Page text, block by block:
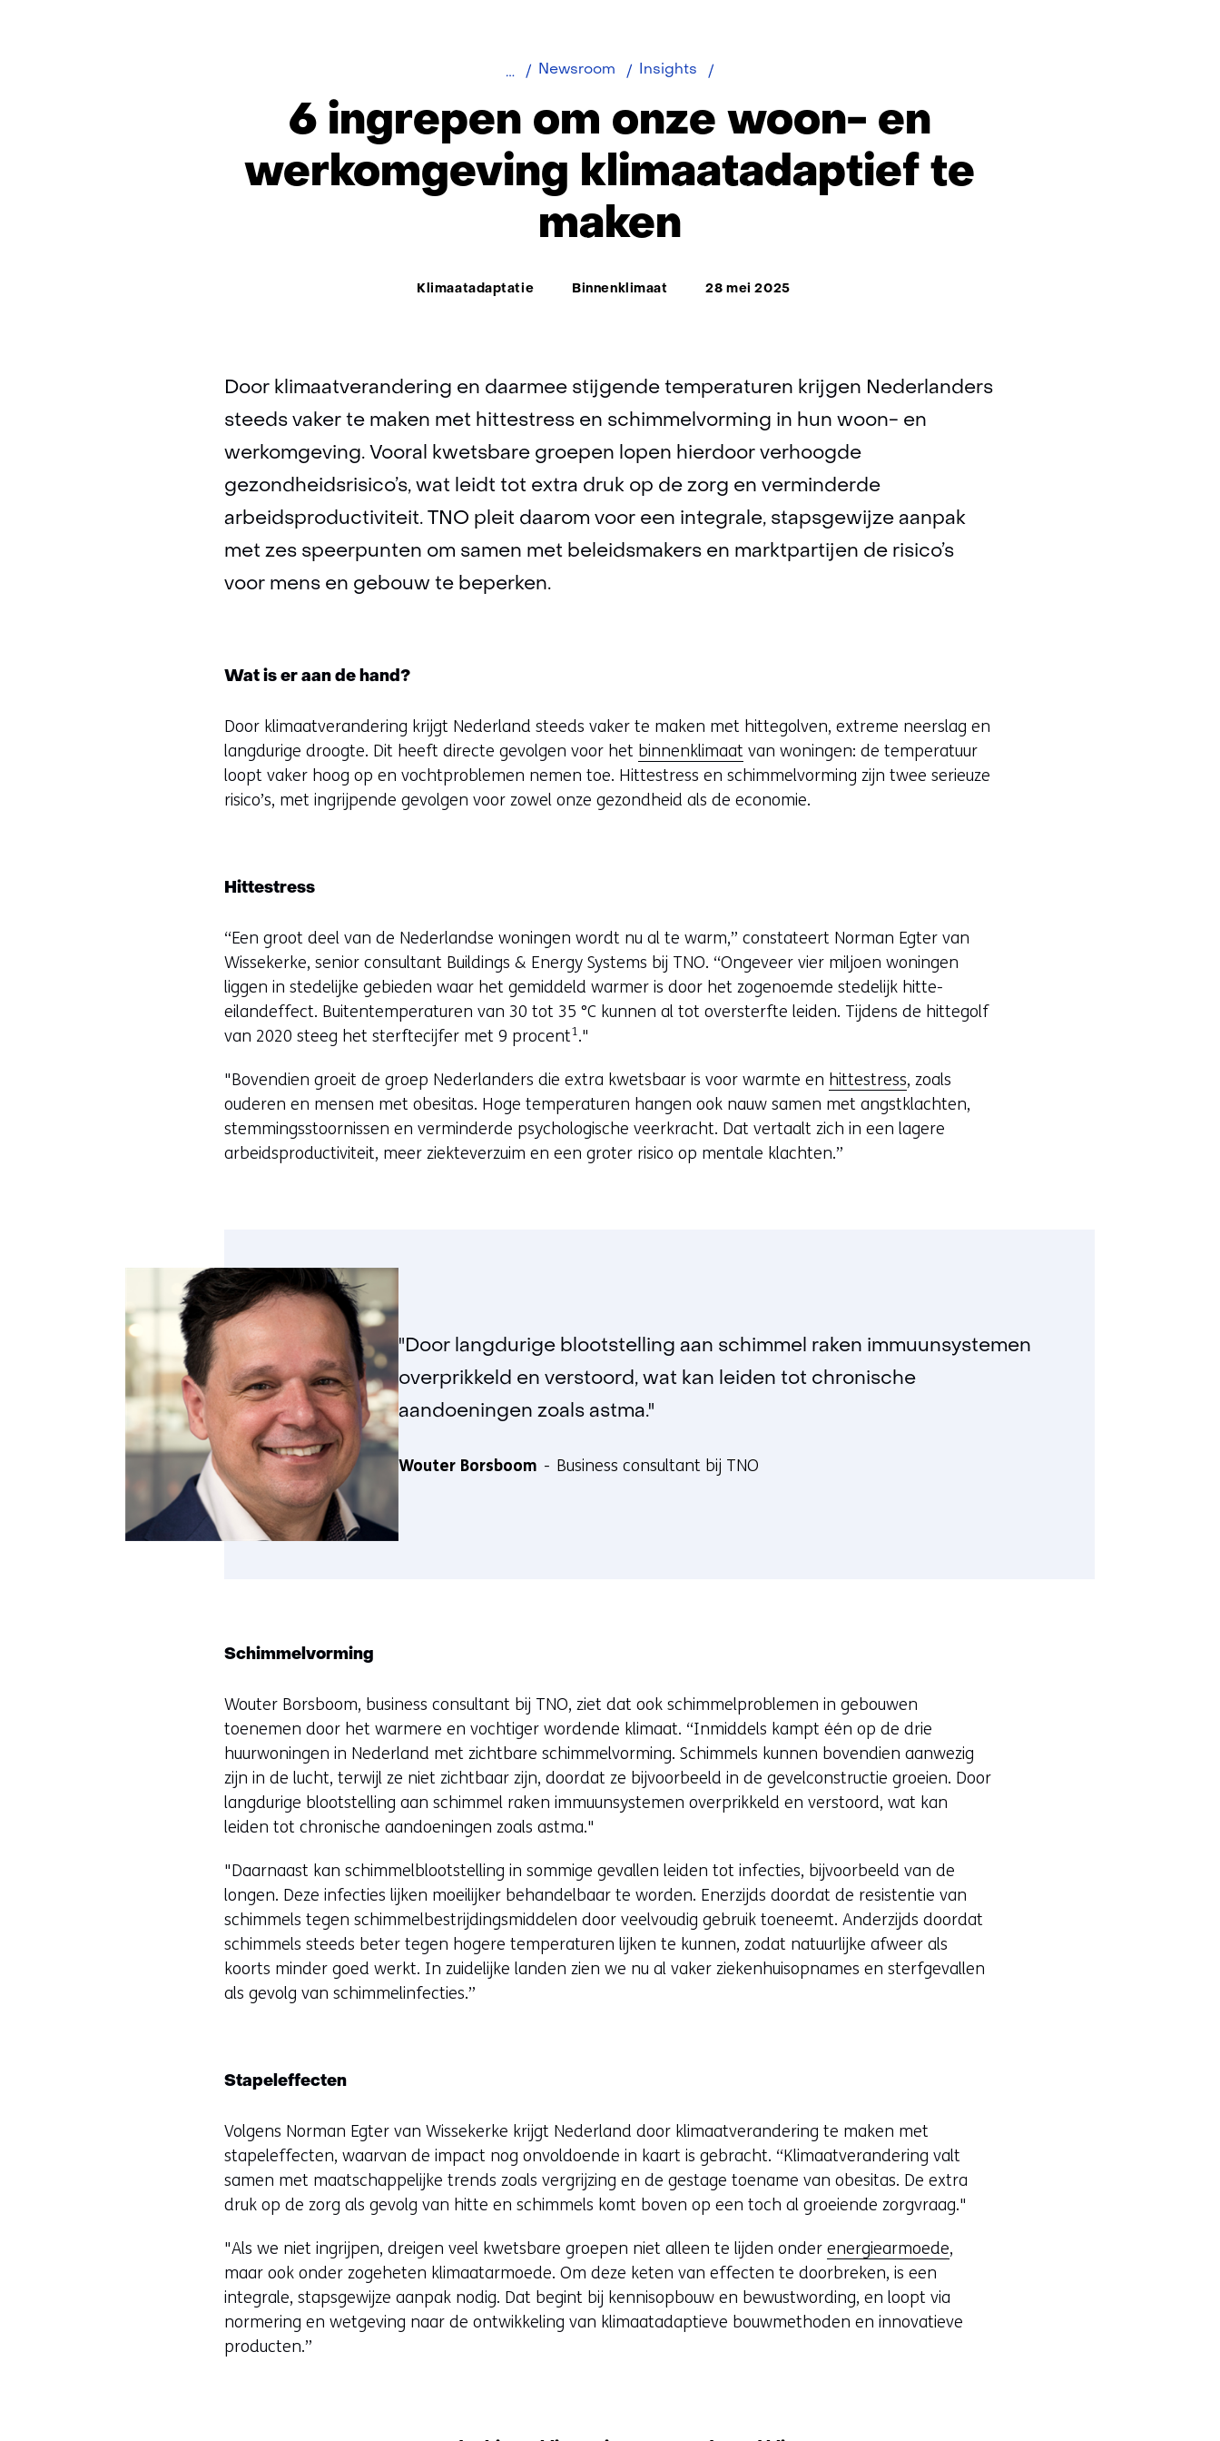
Newsroom Insights
om
woon-
maken
6 ingrepen om onze woon- en
werkomgeving klimaatadaptief te
maken
Thema:
Klimaatadaptatie Binnenklimaat 28 mei 2025
Door klimaatverandering en daarmee stijgende temperaturen krijgen Nederlanders
steeds vaker te maken met hittestress en schimmelvorming in hun woon- en
werkomgeving. Vooral kwetsbare groepen lopen hierdoor verhoogde
gezondheidsrisico’s, wat leidt tot extra druk op de zorg en verminderde
arbeidsproductiviteit. TNO pleit daarom voor een integrale, stapsgewijze aanpak
met zes speerpunten om samen met beleidsmakers en marktpartijen de risico’s
voor mens en gebouw te beperken.
Wat is er aan de hand?
Door klimaatverandering krijgt Nederland steeds vaker te maken met hittegolven, extreme neerslag en
langdurige droogte. Dit heeft directe gevolgen voor het binnenklimaat van woningen: de temperatuur
loopt vaker hoog op en vochtproblemen nemen toe. Hittestress en schimmelvorming zijn twee serieuze
risico’s, met ingrijpende gevolgen voor zowel onze gezondheid als de economie.
Hittestress
“Een groot deel van de Nederlandse woningen wordt nu al te warm,” constateert Norman Egter van
Wissekerke, senior consultant Buildings & Energy Systems bij TNO. “Ongeveer vier miljoen woningen
liggen in stedelijke gebieden waar het gemiddeld warmer is door het zogenoemde stedelijk hitte-
eilandeffect. Buitentemperaturen van 30 tot 35 °C kunnen al tot oversterfte leiden. Tijdens de hittegolf
van 2020 steeg het sterftecijfer met 9 procent1."
"Bovendien groeit de groep Nederlanders die extra kwetsbaar is voor warmte en hittestress, zoals
ouderen en mensen met obesitas. Hoge temperaturen hangen ook nauw samen met angstklachten,
stemmingsstoornissen en verminderde psychologische veerkracht. Dat vertaalt zich in een lagere
arbeidsproductiviteit, meer ziekteverzuim en een groter risico op mentale klachten.”
"Door langdurige blootstelling aan schimmel raken immuunsystemen
overprikkeld en verstoord, wat kan leiden tot chronische
aandoeningen zoals astma."
Wouter Borsboom Business consultant bij TNO
Schimmelvorming
Wouter Borsboom, business consultant bij TNO, ziet dat ook schimmelproblemen in gebouwen
toenemen door het warmere en vochtiger wordende klimaat. “Inmiddels kampt één op de drie
huurwoningen in Nederland met zichtbare schimmelvorming. Schimmels kunnen bovendien aanwezig
zijn in de lucht, terwijl ze niet zichtbaar zijn, doordat ze bijvoorbeeld in de gevelconstructie groeien. Door
langdurige blootstelling aan schimmel raken immuunsystemen overprikkeld en verstoord, wat kan
leiden tot chronische aandoeningen zoals astma."
"Daarnaast kan schimmelblootstelling in sommige gevallen leiden tot infecties, bijvoorbeeld van de
longen. Deze infecties lijken moeilijker behandelbaar te worden. Enerzijds doordat de resistentie van
schimmels tegen schimmelbestrijdingsmiddelen door veelvoudig gebruik toeneemt. Anderzijds doordat
schimmels steeds beter tegen hogere temperaturen lijken te kunnen, zodat natuurlijke afweer als
koorts minder goed werkt. In zuidelijke landen zien we nu al vaker ziekenhuisopnames en sterfgevallen
als gevolg van schimmelinfecties.”
Stapeleffecten
Volgens Norman Egter van Wissekerke krijgt Nederland door klimaatverandering te maken met
stapeleffecten, waarvan de impact nog onvoldoende in kaart is gebracht. “Klimaatverandering valt
samen met maatschappelijke trends zoals vergrijzing en de gestage toename van obesitas. De extra
druk op de zorg als gevolg van hitte en schimmels komt boven op een toch al groeiende zorgvraag."
"Als we niet ingrijpen, dreigen veel kwetsbare groepen niet alleen te lijden onderenergiearmoede,
maar ook onder zogeheten klimaatarmoede. Om deze keten van effecten te doorbreken, is een
integrale, stapsgewijze aanpak nodig. Dat begint bij kennisopbouw en bewustwording, en loopt via
normering en wetgeving naar de ontwikkeling van klimaatadaptieve bouwmethoden en innovatieve
producten.”